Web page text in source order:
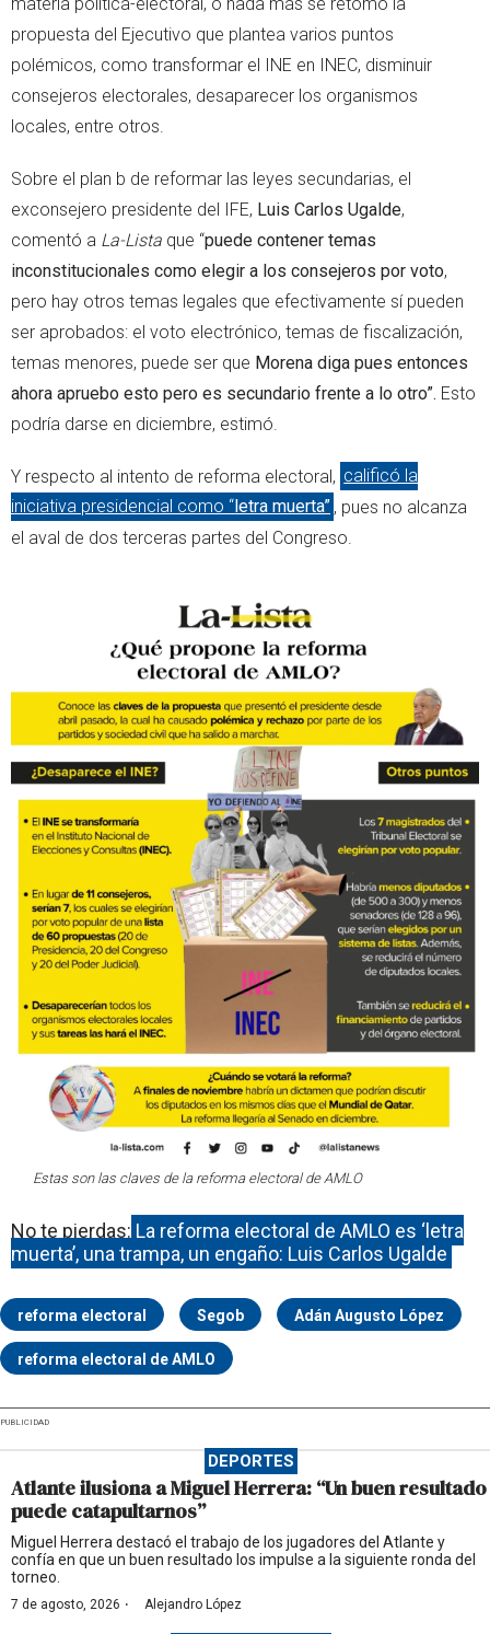
propuesta del Ejecutivo que plantea varios puntos
polémicos, como transformar el INE en INEC, disminuir
consejeros electorales, desaparecer los organismos
locales, entre otros.
Sobre el plan b de reformar las leyes secundarias, el
exconsejero presidente del IFE, Luis Carlos Ugalde,
comentó a La-Lista que “puede contener temas
inconstitucionales como elegir a los consejeros por voto,
pero hay otros temas legales que efectivamente sí pueden
ser aprobados: el voto electrónico, temas de fiscalización,
temas menores, puede ser que Morena diga pues entonces
ahora apruebo esto pero es secundario frente a lo otro”. Esto
podría darse en diciembre, estimó.
Y respecto al intento de reforma electoral, calificó la
iniciativa presidencial como “ letra muerta” , pues no alcanza
el aval de dos terceras partes del Congreso.
Estas son las claves de la reforma electoral de AMLO
No te pierdas: La reforma electoral de AMLO es ‘letra
muerta’, una trampa, un engaño: Luis Carlos Ugalde
reforma electoral Segob Adán Augusto López
reforma electoral de AMLO
PUBLICIDAD
DEPORTES
Atlante ilusiona a Miguel Herrera: “Un buen resultado
puede catapultarnos”
Miguel Herrera destacó el trabajo de los jugadores del Atlante y
confía en que un buen resultado los impulse a la siguiente ronda del
torneo.
7 de agosto, 2026 · Alejandro López